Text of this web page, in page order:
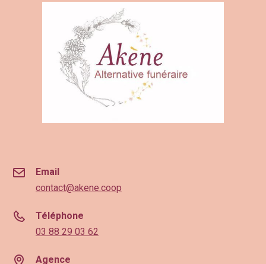
Email
contact@akene.coop
Téléphone
03 88 29 03 62
Agence